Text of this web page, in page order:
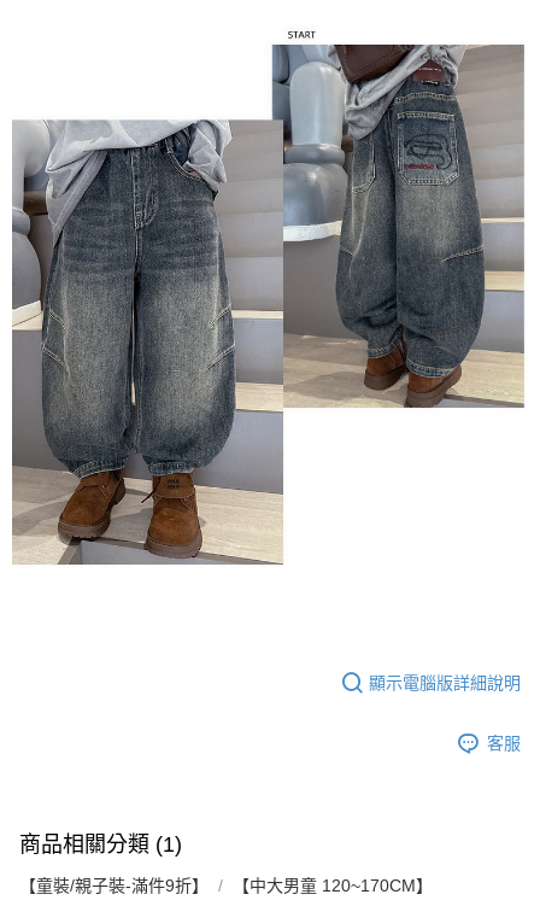
顯示電腦版詳細說明
客服
商品相關分類 (1)
【童裝/親子裝-滿件9折】 【中大男童 120~170CM】